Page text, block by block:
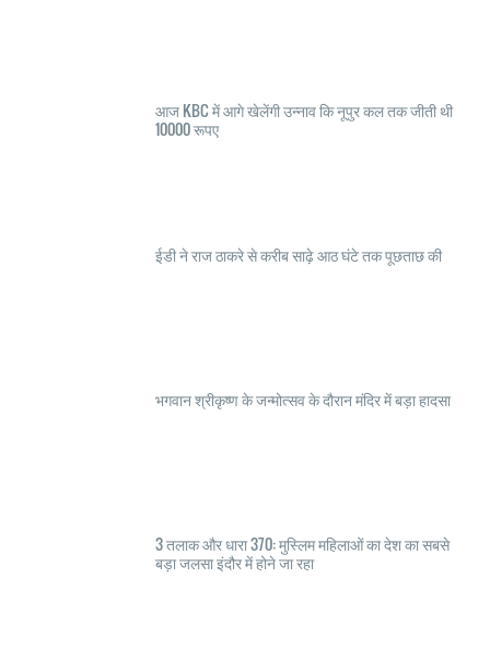
आज KBC में आगे खेलेंगी उन्नाव कि नूपुर कल तक जीती थी
10000 रूपए
ईडी ने राज ठाकरे से करीब साढ़े आठ घंटे तक पूछताछ की
भगवान श्रीकृष्ण के जन्मोत्सव के दौरान मंदिर में बड़ा हादसा
3 तलाक और धारा 370: मुस्लिम महिलाओं का देश का सबसे
बड़ा जलसा इंदौर में होने जा रहा